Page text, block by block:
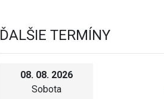
ĎALŠIE TERMÍNY
08. 08. 2026
Sobota